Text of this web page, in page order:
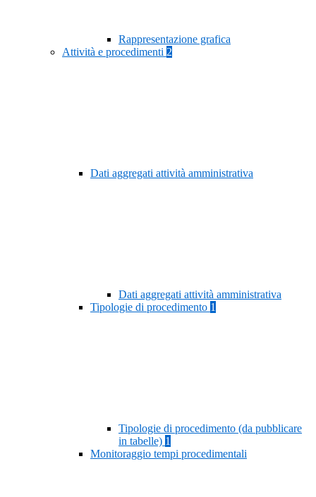
Rappresentazione grafica
Attività e procedimenti 2
Dati aggregati attività amministrativa
Dati aggregati attività amministrativa
Tipologie di procedimento 1
Tipologie di procedimento (da pubblicare
in tabelle) 1
Monitoraggio tempi procedimentali